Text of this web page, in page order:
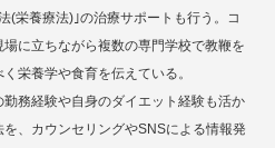
(栄養療法)｣の治療サポートも行う。コ
に立ちながら複数の専門学校で教鞭を
栄養学や食育を伝えている。
務経験や自身のダイエット経験も活か
、カウンセリングやSNSによる情報発